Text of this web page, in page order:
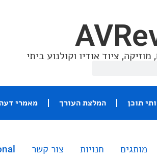
ציוד אודיו וקולנוע ביתי
תוכן המלצת העורך מאמרי דעה
מותגים חנויות צור קשר